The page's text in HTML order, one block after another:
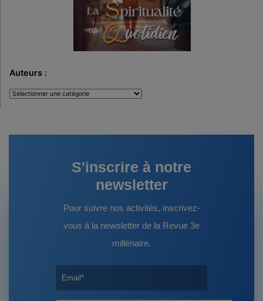
Auteurs :
Auteurs
:
S'inscrire à notre
newsletter
Pour suivre nos activités, inscrivez-
vous à la newsletter de la Revue 3e
millénaire.